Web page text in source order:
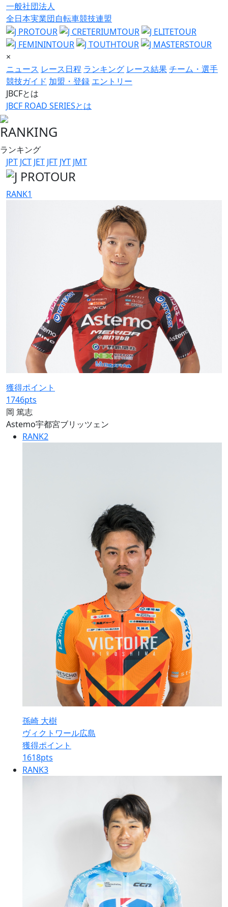
一般社団法人
全日本実業団自転車競技連盟
×
ニュース レース日程 ランキング レース結果チーム・選手
競技ガイド 加盟・登録 エントリー
JBCFとは
JBCF ROAD SERIESとは
RANKING
ランキング
JPT JCT JET JFT JYT JMT
RANK1
獲得ポイント
1746pts
岡 篤志
Astemo宇都宮ブリッツェン
RANK2
孫崎 大樹
ヴィクトワール広島
獲得ポイント
1618pts
RANK3